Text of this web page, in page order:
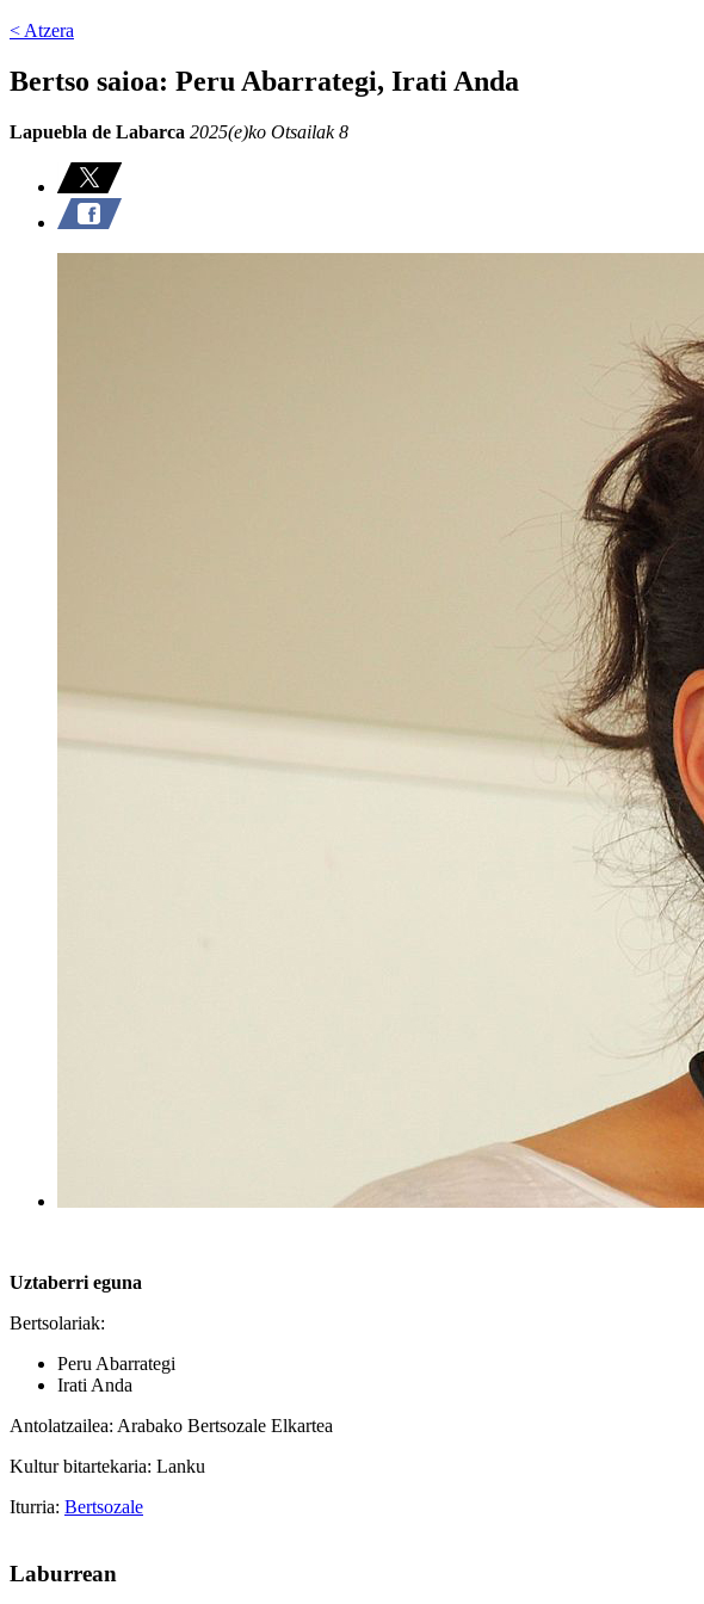
< Atzera
Bertso saioa: Peru Abarrategi, Irati Anda
Lapuebla de Labarca 2025(e)ko Otsailak 8
Uztaberri eguna
Bertsolariak:
Peru Abarrategi
Irati Anda
Antolatzailea: Arabako Bertsozale Elkartea
Kultur bitartekaria: Lanku
Iturria: Bertsozale
Laburrean